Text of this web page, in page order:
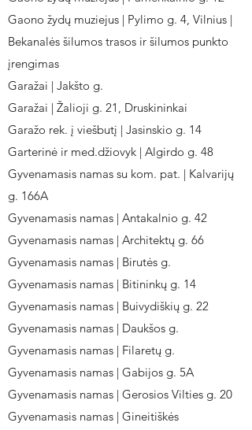
Gaono žydų muziejus | Pylimo g. 4, Vilnius |
Bekanalės šilumos trasos ir šilumos punkto
įrengimas
Garažai | Jakšto g.
Garažai | Žalioji g. 21, Druskininkai
Garažo rek. į viešbutį | Jasinskio g. 14
Garterinė ir med.džiovyk | Algirdo g. 48
Gyvenamasis namas su kom. pat. | Kalvarijų
g. 166A
Gyvenamasis namas | Antakalnio g. 42
Gyvenamasis namas | Architektų g. 66
Gyvenamasis namas | Birutės g.
Gyvenamasis namas | Bitininkų g. 14
Gyvenamasis namas | Buivydiškių g. 22
Gyvenamasis namas | Daukšos g.
Gyvenamasis namas | Filaretų g.
Gyvenamasis namas | Gabijos g. 5A
Gyvenamasis namas | Gerosios Vilties g. 20
Gyvenamasis namas | Gineitiškės